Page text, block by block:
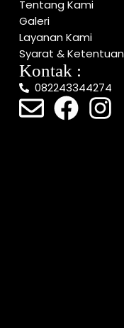
Tentang Kami
Galeri
Layanan Kami
Syarat & Ketentuan
Kontak :
082243344274